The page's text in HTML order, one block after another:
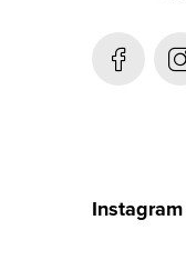
Instagram